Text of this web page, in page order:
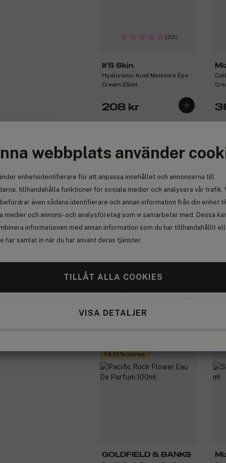
webbplats använder
enhetsidentifierare för att anpassa innehållet och annonserna till
tillhandahålla funktioner för sociala medier och analysera vår trafik.
även sådana identifierare och annan information från din enhet
medier och annons- och analysföretag som vi samarbetar med. Dessa
informationen med annan information som du har tillhandahållit
har samlat in när du har använt deras tjänster.
TILLÅT ALLA COOKIES
VISA DETALJER
(33)
It'S Skin
Hyaluronic Acid Moisture Eye
Cream 25ml
208 kr
Outlet
200 g
Få
Få 10% bonus
GOLDFIELD & BANKS